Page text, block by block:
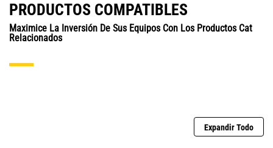
PRODUCTOS COMPATIBLES
Maximice La Inversión De Sus Equipos Con Los Productos Cat
Relacionados
Expandir Todo